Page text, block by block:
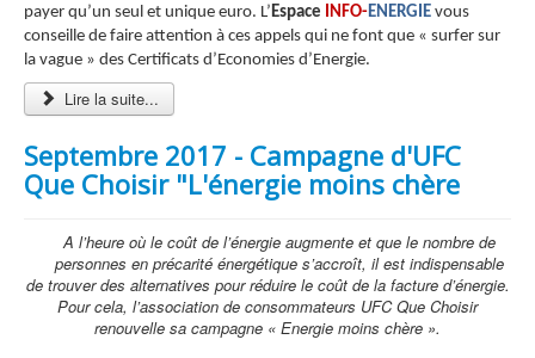
payer qu’un seul et unique euro. L’Espace INFO-ENERGIE vous
conseille de faire attention à ces appels qui ne font que « surfer sur
la vague » des Certificats d’Economies d’Energie.
Lire la suite...
Septembre 2017 - Campagne d'UFC
Que Choisir "L'énergie moins chère
A l’heure où le coût de l’énergie augmente et que le nombre de
personnes en précarité énergétique s’accroît, il est indispensable
de trouver des alternatives pour réduire le coût de la facture d’énergie.
Pour cela, l’association de consommateurs UFC Que Choisir
renouvelle sa campagne « Energie moins chère ».